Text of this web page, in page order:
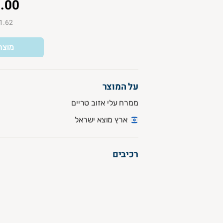
₪21.62
על המוצר
ממרח עלי אזוב טריים
ארץ מוצא ישראל
רכיבים